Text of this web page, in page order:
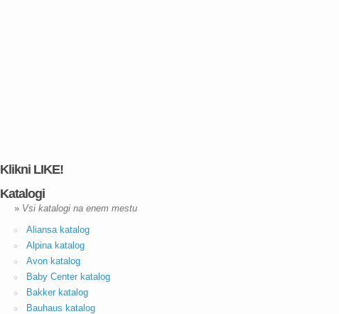
Klikni LIKE!
Katalogi
» Vsi katalogi na enem mestu
Aliansa katalog
Alpina katalog
Avon katalog
Baby Center katalog
Bakker katalog
Bauhaus katalog